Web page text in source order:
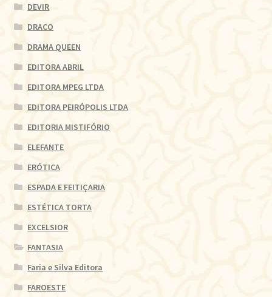
DEVIR
DRACO
DRAMA QUEEN
EDITORA ABRIL
EDITORA MPEG LTDA
EDITORA PEIRÓPOLIS LTDA
EDITORIA MISTIFÓRIO
ELEFANTE
ERÓTICA
ESPADA E FEITIÇARIA
ESTÉTICA TORTA
EXCELSIOR
FANTASIA
Faria e Silva Editora
FAROESTE